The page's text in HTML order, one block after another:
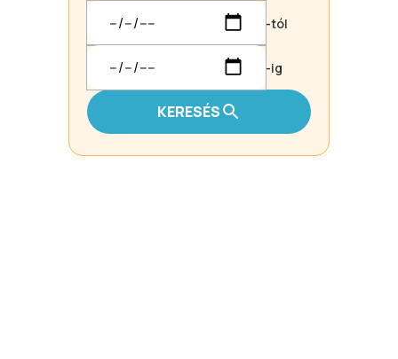
-tól
-ig
KERESÉS